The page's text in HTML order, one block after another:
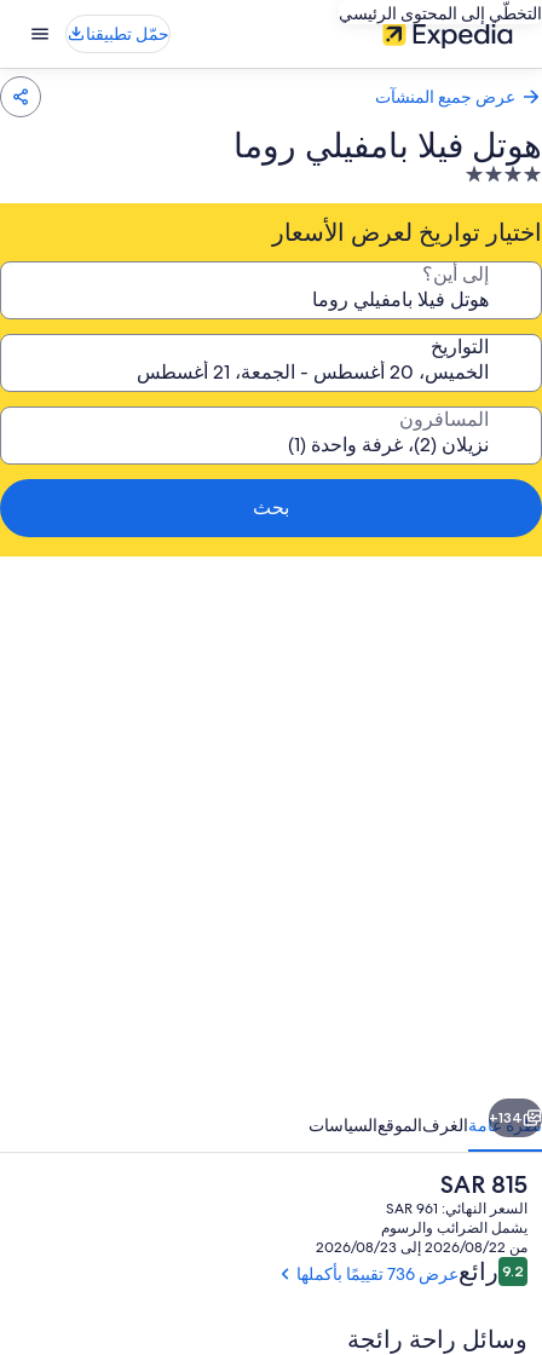
التخطّي إلى المحتوى الرئيسي
حمّل تطبيقنا
عرض جميع المنشآت
هوتل فيلا بامفيلي روما
منشأة
فندقية
مصنفة
4.0
اختيار تواريخ لعرض الأسعار
إلى أين؟
التواريخ
المسافرون
بحث
التالي
134+
نظرة عامةالغرفالموقعالسياسات
السعر
الحالي
هو
SAR
815
SAR 815
السعر النهائي: SAR 961
يشمل الضرائب والرسوم
من 2026/08/22 إلى 2026/08/23
التقييمات
9.29.2 من 10رائععرض 736 تقييمًا بأكملها
وسائل راحة رائجة